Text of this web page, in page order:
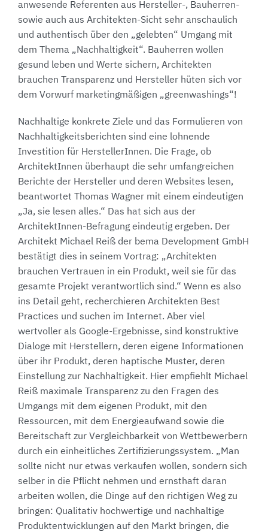
anwesende Referenten aus Hersteller-, Bauherren-
sowie auch aus Architekten-Sicht sehr anschaulich
und authentisch über den „gelebten“ Umgang mit
dem Thema „Nachhaltigkeit“. Bauherren wollen
gesund leben und Werte sichern, Architekten
brauchen Transparenz und Hersteller hüten sich vor
dem Vorwurf marketingmäßigen „greenwashings“!
Nachhaltige konkrete Ziele und das Formulieren von
Nachhaltigkeitsberichten sind eine lohnende
Investition für HerstellerInnen. Die Frage, ob
ArchitektInnen überhaupt die sehr umfangreichen
Berichte der Hersteller und deren Websites lesen,
beantwortet Thomas Wagner mit einem eindeutigen
„Ja, sie lesen alles.“ Das hat sich aus der
ArchitektInnen-Befragung eindeutig ergeben. Der
Architekt Michael Reiß der bema Development GmbH
bestätigt dies in seinem Vortrag: „Architekten
brauchen Vertrauen in ein Produkt, weil sie für das
gesamte Projekt verantwortlich sind.“ Wenn es also
ins Detail geht, recherchieren Architekten Best
Practices und suchen im Internet. Aber viel
wertvoller als Google-Ergebnisse, sind konstruktive
Dialoge mit Herstellern, deren eigene Informationen
über ihr Produkt, deren haptische Muster, deren
Einstellung zur Nachhaltigkeit. Hier empfiehlt Michael
Reiß maximale Transparenz zu den Fragen des
Umgangs mit dem eigenen Produkt, mit den
Ressourcen, mit dem Energieaufwand sowie die
Bereitschaft zur Vergleichbarkeit von Wettbewerbern
durch ein einheitliches Zertifizierungssystem. „Man
sollte nicht nur etwas verkaufen wollen, sondern sich
selber in die Pflicht nehmen und ernsthaft daran
arbeiten wollen, die Dinge auf den richtigen Weg zu
bringen: Qualitativ hochwertige und nachhaltige
Produktentwicklungen auf den Markt bringen, die